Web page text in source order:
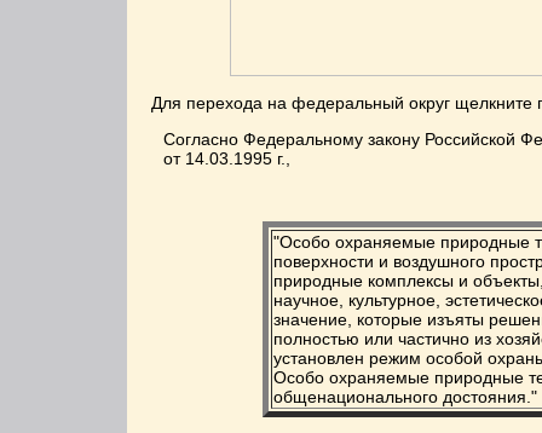
Для перехода на федеральный округ
Согласно Федеральному закону Российской
от 14.03.1995 г.,
"Особо охраняемые природные
поверхности и воздушного
природные комплексы и
научное, культурное,
значение, которые изъяты
полностью или частично из
установлен режим особой
Особо охраняемые природные
общенационального достояния."